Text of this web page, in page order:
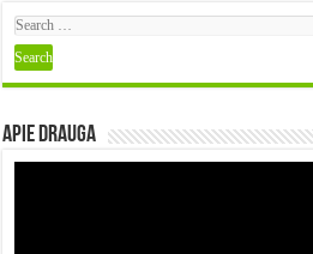
Apie DRAUGA